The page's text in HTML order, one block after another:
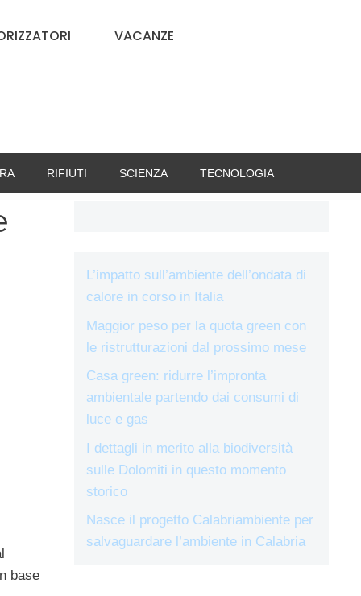
VACANZE
RIFIUTI SCIENZA TECNOLOGIA
base
L’impatto sull’ambiente dell’ondata di
calore in corso in Italia
Maggior peso per la quota green con
le ristrutturazioni dal prossimo mese
Casa green: ridurre l’impronta
ambientale partendo dai consumi di
luce e gas
I dettagli in merito alla biodiversità
sulle Dolomiti in questo momento
storico
Nasce il progetto Calabriambiente per
salvaguardare l’ambiente in Calabria